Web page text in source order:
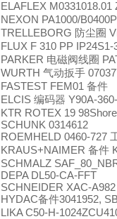
ELAFLEX M0331018.01
NEXON PA1000/
TRELLEBORG 防尘圈
FLUX F 310 PP IP24S1-
PARKER 电磁阀线圈
WURTH 气动扳手
FASTEST FEM01 备件
ELCIS 编码器 Y90A-
KTR ROTEX 19
SCHUNK 0314612
ROEMHELD 0460-727
KRAUS+NAIMER 备件
SCHMALZ
DEPA DL50-CA-FFT
SCHNEIDER XAC-A982
HYDAC备件3041952,
LIKA C50-H-